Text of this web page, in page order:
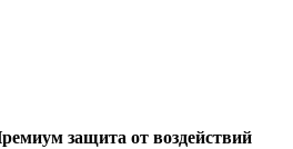
защита от воздействий